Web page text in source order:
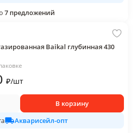
7 предложений
Baikal глубинная 430
₽/шт
В корзину
Акварисейл-опт